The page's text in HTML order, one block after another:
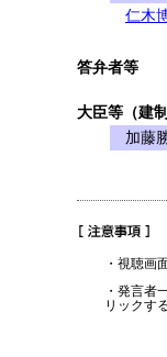
仁木
答弁者等
大臣等（建
加藤
・視聴画
・発言者
リックす